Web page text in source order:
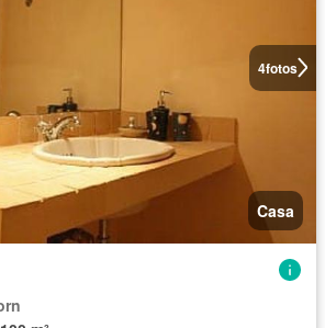
4fotos
Casa